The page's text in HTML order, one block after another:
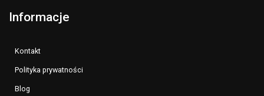
Informacje
Kontakt
Polityka prywatności
Blog